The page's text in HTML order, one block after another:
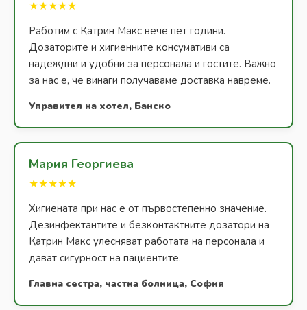
★★★★★
Работим с Катрин Макс вече пет години.
Дозаторите и хигиенните консумативи са
надеждни и удобни за персонала и гостите. Важно
за нас е, че винаги получаваме доставка навреме.
Управител на хотел, Банско
Мария Георгиева
★★★★★
Хигиената при нас е от първостепенно значение.
Дезинфектантите и безконтактните дозатори на
Катрин Макс улесняват работата на персонала и
дават сигурност на пациентите.
Главна сестра, частна болница, София